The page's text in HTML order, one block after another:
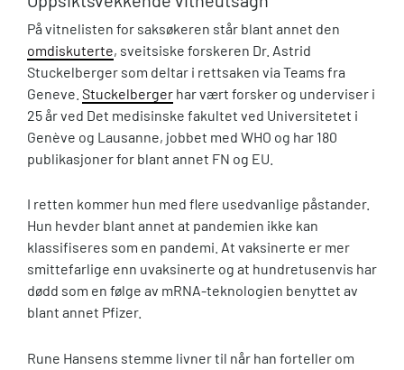
På vitnelisten for saksøkeren står blant annet den
omdiskuterte, sveitsiske forskeren Dr. Astrid
Stuckelberger som deltar i rettsaken via Teams fra
Geneve. Stuckelberger har vært forsker og underviser i
25 år ved Det medisinske fakultet ved Universitetet i
Genève og Lausanne, jobbet med WHO og har 180
publikasjoner for blant annet FN og EU.
I retten kommer hun med flere usedvanlige påstander.
Hun hevder blant annet at pandemien ikke kan
klassifiseres som en pandemi. At vaksinerte er mer
smittefarlige enn uvaksinerte og at hundretusenvis har
dødd som en følge av mRNA-teknologien benyttet av
blant annet Pfizer.
Rune Hansens stemme livner til når han forteller om